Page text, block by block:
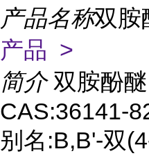
产品名称双胺
产品 >
简介 双胺酚醚
CAS:36141-
别名:Β,Β'-双